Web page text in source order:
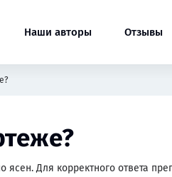
Наши авторы Отзывы
Для корректного ответа